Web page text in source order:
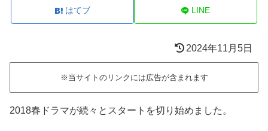
はてブ LINE
2024年11月5日
※当サイトのリンクには広告が含まれます
2018春ドラマが続々とスタートを切り始めました。